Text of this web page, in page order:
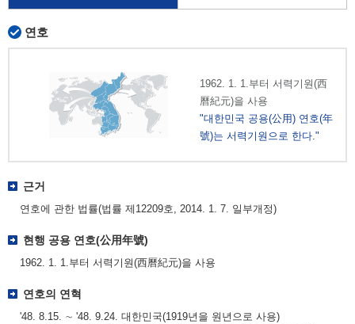
연호
1962. 1. 1.부터 서력기원(西
曆紀元)을 사용
"대한민국 공용(公用) 연호(年
號)는 서력기원으로 한다."
근거
연호에 관한 법률(법률 제12209호, 2014. 1. 7. 일부개정)
현행 공용 연호(公用年號)
1962. 1. 1.부터 서력기원(西曆紀元)을 사용
연호의 연혁
'48. 8.15. ∼ '48. 9.24. 대한민국(1919년을 원년으로 사용)